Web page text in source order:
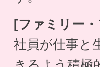
[ファミリー
社員が仕事と